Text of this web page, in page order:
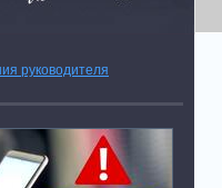
руководителя